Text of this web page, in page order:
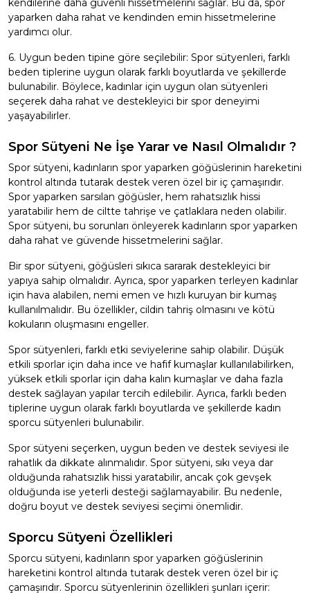
kendilerine daha güvenli hissetmelerini sağlar. Bu da, spor
yaparken daha rahat ve kendinden emin hissetmelerine
yardımcı olur.
6. Uygun beden tipine göre seçilebilir: Spor sütyenleri, farklı
beden tiplerine uygun olarak farklı boyutlarda ve şekillerde
bulunabilir. Böylece, kadınlar için uygun olan sütyenleri
seçerek daha rahat ve destekleyici bir spor deneyimi
yaşayabilirler.
Spor Sütyeni Ne İşe Yarar ve Nasıl Olmalıdır ?
Spor sütyeni, kadınların spor yaparken göğüslerinin hareketini
kontrol altında tutarak destek veren özel bir iç çamaşırıdır.
Spor yaparken sarsılan göğüsler, hem rahatsızlık hissi
yaratabilir hem de ciltte tahrişe ve çatlaklara neden olabilir.
Spor sütyeni, bu sorunları önleyerek kadınların spor yaparken
daha rahat ve güvende hissetmelerini sağlar.
Bir spor sütyeni, göğüsleri sıkıca sararak destekleyici bir
yapıya sahip olmalıdır. Ayrıca, spor yaparken terleyen kadınlar
için hava alabilen, nemi emen ve hızlı kuruyan bir kumaş
kullanılmalıdır. Bu özellikler, cildin tahriş olmasını ve kötü
kokuların oluşmasını engeller.
Spor sütyenleri, farklı etki seviyelerine sahip olabilir. Düşük
etkili sporlar için daha ince ve hafif kumaşlar kullanılabilirken,
yüksek etkili sporlar için daha kalın kumaşlar ve daha fazla
destek sağlayan yapılar tercih edilebilir. Ayrıca, farklı beden
tiplerine uygun olarak farklı boyutlarda ve şekillerde kadın
sporcu sütyenleri bulunabilir.
Spor sütyeni seçerken, uygun beden ve destek seviyesi ile
rahatlık da dikkate alınmalıdır. Spor sütyeni, sıkı veya dar
olduğunda rahatsızlık hissi yaratabilir, ancak çok gevşek
olduğunda ise yeterli desteği sağlamayabilir. Bu nedenle,
doğru boyut ve destek seviyesi seçimi önemlidir.
Sporcu Sütyeni Özellikleri
Sporcu sütyeni, kadınların spor yaparken göğüslerinin
hareketini kontrol altında tutarak destek veren özel bir iç
çamaşırıdır. Sporcu sütyenlerinin özellikleri şunları içerir: